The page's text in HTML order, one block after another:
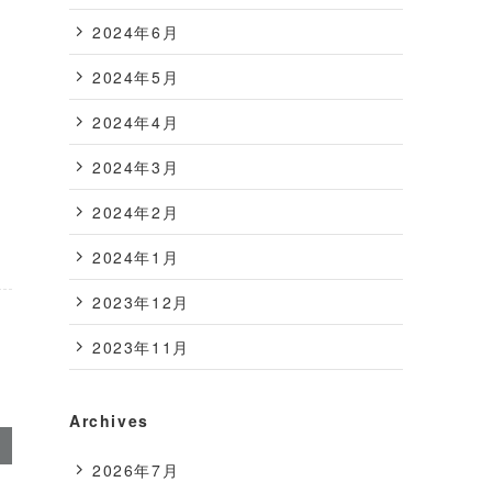
2024年6月
2024年5月
2024年4月
2024年3月
2024年2月
2024年1月
2023年12月
2023年11月
Archives
2026年7月